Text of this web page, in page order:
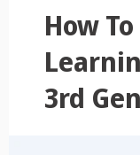
How
3rd Gen